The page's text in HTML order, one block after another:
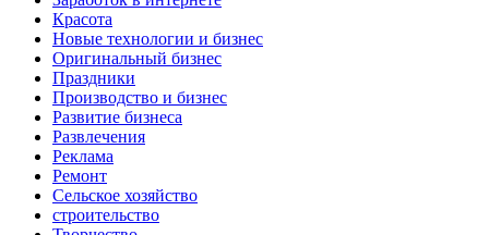
Красота
Новые технологии и бизнес
Оригинальный бизнес
Праздники
Производство и бизнес
Развитие бизнеса
Развлечения
Реклама
Ремонт
Сельское хозяйство
строительство